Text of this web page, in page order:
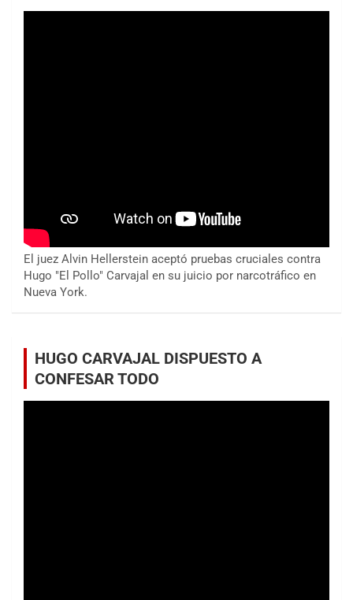
El juez Alvin Hellerstein aceptó pruebas cruciales contra
Hugo "El Pollo" Carvajal en su juicio por narcotráfico en
Nueva York.
HUGO CARVAJAL DISPUESTO A
CONFESAR TODO